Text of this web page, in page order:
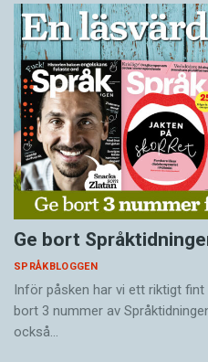
Ge bort
SPRÅKBLOGGEN
Inför påsken har vi ett riktigt fint
bort 3 nummer av
också…